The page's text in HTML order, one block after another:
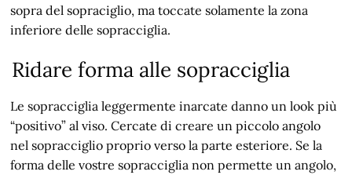
sopra del sopraciglio, ma toccate solamente la zona
inferiore delle sopracciglia.
Ridare forma alle sopracciglia
Le sopracciglia leggermente inarcate danno un look più
“positivo” al viso. Cercate di creare un piccolo angolo
nel sopracciglio proprio verso la parte esteriore. Se la
forma delle vostre sopracciglia non permette un angolo,